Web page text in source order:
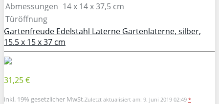
Abmessungen 14 x 14 x 37,5 cm
Türöffnung
Gartenfreude Edelstahl Laterne Gartenlaterne, silber,
15.5 x 15 x 37 cm
31,25 €
inkl. 19% gesetzlicher MwSt.Zuletzt aktualisiert am: 9. Juni 2019 02:49 *